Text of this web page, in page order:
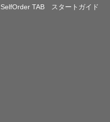
SelfOrder TAB スタートガイド